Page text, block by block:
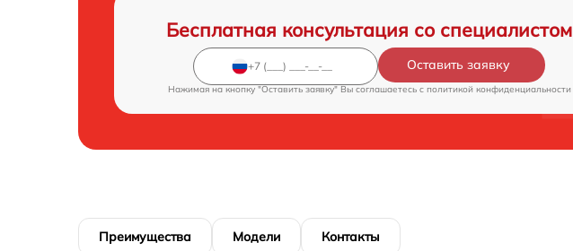
Бесплатная консультация со специалистом
Оставить заявку
Нажимая на кнопку "Оставить заявку" Вы соглашаетесь c политикой конфиденциальности
Преимущества Модели Контакты